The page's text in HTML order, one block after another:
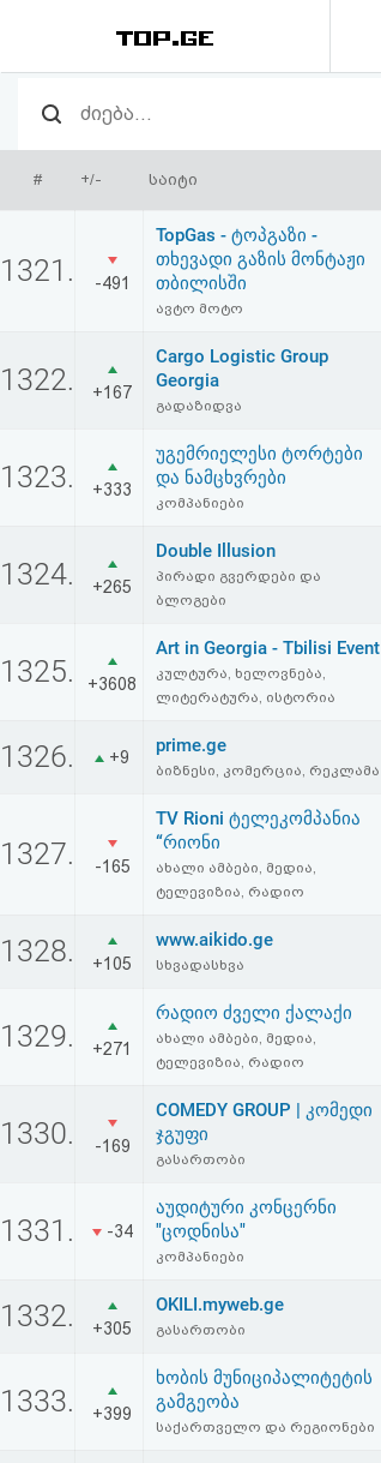
რეიტინგი
(მთავარი)
ფოსტა
კითხვა-
ავტორიზაცია
რეგისტრაცია
აღდგენა
კოდი
შეთანხმება
პასუხისმგებლობის
# +/- საიტი
1321. -491
TopGas - ტოპგაზი -
თხევადი გაზის მონტაჟი
თბილისში
ავტო მოტო
1322. +167
Cargo Logistic Group
Georgia
გადაზიდვა
1323. +333
უგემრიელესი ტორტები
და ნამცხვრები
კომპანიები
1324. +265
Double Illusion
პირადი გვერდები და
ბლოგები
1325. +3608
Art in Georgia - Tbilisi Event
კულტურა, ხელოვნება,
ლიტერატურა, ისტორია
1326. +9
prime.ge
ბიზნესი, კომერცია, რეკლამა
1327. -165
TV Rioni ტელეკომპანია
“რიონი
ახალი ამბები, მედია,
ტელევიზია, რადიო
1328. +105
www.aikido.ge
სხვადასხვა
1329. +271
რადიო ძველი ქალაქი
ახალი ამბები, მედია,
ტელევიზია, რადიო
1330. -169
COMEDY GROUP | კომედი
ჯგუფი
გასართობი
1331. -34
აუდიტური კონცერნი
"ცოდნისა"
კომპანიები
1332. +305
OKILI.myweb.ge
გასართობი
1333. +399
ხობის მუნიციპალიტეტის
გამგეობა
საქართველო და რეგიონები